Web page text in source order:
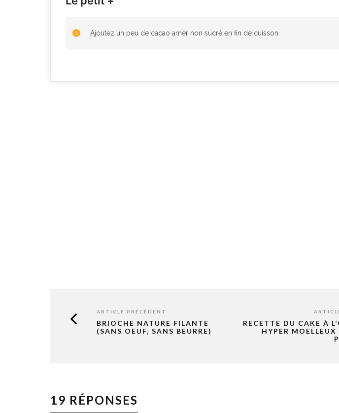
Ajoutez un peu de cacao amer non sucré en fin de cuisson.
ARTICLE PRÉCÉDENT
BRIOCHE NATURE FILANTE
(SANS OEUF, SANS BEURRE)
RECETTE DU CAKE À
HYPER MOELLEUX
19 RÉPONSES